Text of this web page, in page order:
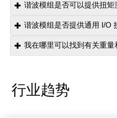
鸿磐谐波关节模组采用
没有使用 STO，而是集
立即停止旋转，从而确
 谐波模组是否可以提供扭矩
虽然鸿磐标准机器人关
矩测量功能，但我们可
感器来满足扭矩传感需
 谐波模组是否提供通用 I/O
由于我们的一体化驱动
现最佳空间节省。
 我在哪里可以找到有关重量
所有模块型号的完整机
积）均可在我们的选型
行业趋势